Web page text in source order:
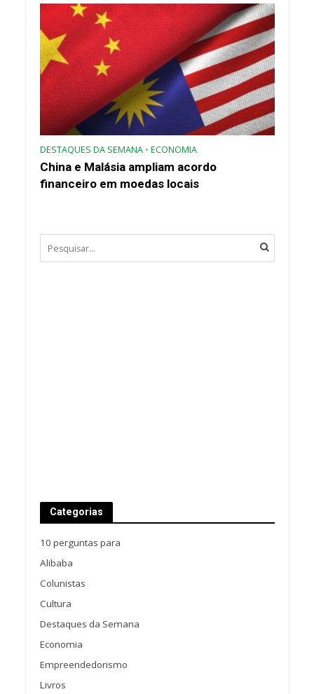
DESTAQUES DA SEMANA • ECONOMIA
China e Malásia ampliam acordo
financeiro em moedas locais
Categorias
10 perguntas para
Alibaba
Colunistas
Cultura
Destaques da Semana
Economia
Empreendedorismo
Livros